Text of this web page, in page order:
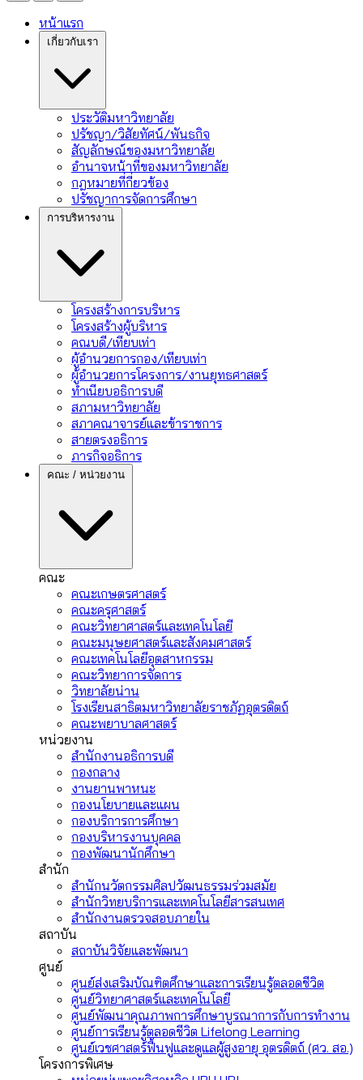
หน้าแรก
เกี่ยวกับเรา
ประวัติมหาวิทยาลัย
ปรัชญา/วิสัยทัศน์/พันธกิจ
สัญลักษณ์ของมหาวิทยาลัย
อำนาจหน้าที่ของมหาวิทยาลัย
กฎหมายที่กี่ยวข้อง
ปรัชญาการจัดการศึกษา
การบริหารงาน
โครงสร้างการบริหาร
โครงสร้างผู้บริหาร
คณบดี/เทียบเท่า
ผู้อำนวยการกอง/เทียบเท่า
ผู้อำนวยการโครงการ/งานยุทธศาสตร์
ทำเนียบอธิการบดี
สภามหาวิทยาลัย
สภาคณาจารย์และข้าราชการ
สายตรงอธิการ
ภารกิจอธิการ
คณะ / หน่วยงาน
คณะ
คณะเกษตรศาสตร์
คณะครุศาสตร์
คณะวิทยาศาสตร์และเทคโนโลยี
คณะมนุษยศาสตร์และสังคมศาสตร์
คณะเทคโนโลยีอุตสาหกรรม
คณะวิทยาการจัดการ
วิทยาลัยน่าน
โรงเรียนสาธิตมหาวิทยาลัยราชภัฏอุตรดิตถ์
คณะพยาบาลศาสตร์
หน่วยงาน
สำนักงานอธิการบดี
กองกลาง
งานยานพาหนะ
กองนโยบายและแผน
กองบริการการศึกษา
กองบริหารงานบุคคล
กองพัฒนานักศึกษา
สำนัก
สำนักนวัตกรรมศิลปวัฒนธรรมร่วมสมัย
สำนักวิทยบริการและเทคโนโลยีสารสนเทศ
สำนักงานตรวจสอบภายใน
สถาบัน
สถาบันวิจัยและพัฒนา
ศูนย์
ศูนย์ส่งเสริมบัณฑิตศึกษาและการเรียนรู้ตลอดชีวิต
ศูนย์วิทยาศาสตร์และเทคโนโลยี
ศูนย์พัฒนาคุณภาพการศึกษาบูรณาการกับการทำงาน
ศูนย์การเรียนรู้ตลอดชีวิต Lifelong Learning
ศูนย์เวชศาสตร์ฟื้นฟูและดูแลผู้สูงอายุ อุตรดิตถ์ (ศว. สอ.)
โครงการพิเศษ